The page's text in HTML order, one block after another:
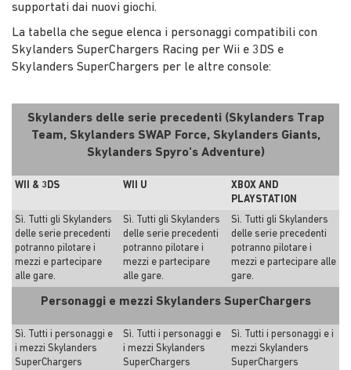
supportati dai nuovi giochi.
La tabella che segue elenca i personaggi compatibili con
Skylanders SuperChargers Racing per Wii e 3DS e
Skylanders SuperChargers per le altre console:
Skylanders delle serie precedenti (Skylanders Trap
Team, Skylanders SWAP Force, Skylanders Giants,
Skylanders Spyro's Adventure)
WII & 3DS WII U
XBOX AND
PLAYSTATION
Sì. Tutti gli Skylanders
delle serie precedenti
potranno pilotare i
mezzi e partecipare
alle gare.
Sì. Tutti gli Skylanders
delle serie precedenti
potranno pilotare i
mezzi e partecipare
alle gare.
Sì. Tutti gli Skylanders
delle serie precedenti
potranno pilotare i
mezzi e partecipare alle
gare.
Personaggi e mezzi Skylanders SuperChargers
Sì. Tutti i personaggi e
i mezzi Skylanders
SuperChargers
Sì. Tutti i personaggi e
i mezzi Skylanders
SuperChargers
Sì. Tutti i personaggi e i
mezzi Skylanders
SuperChargers